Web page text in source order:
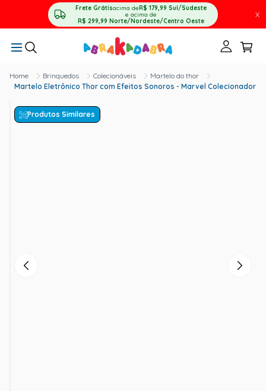
Frete Grátisacima deR$ 179,99 Sul/Sudeste
e acima de
R$ 299,99 Norte/Nordeste/Centro Oeste
X
Brinquedos Colecionáveis
Martelo do thor
Martelo Eletrônico Thor com Efeitos Sonoros - Marvel Colecionadores
Produtos Similares